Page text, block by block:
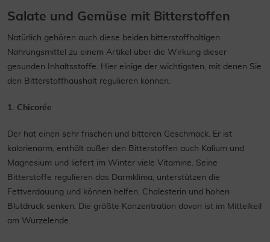
Salate und Gemüse mit Bitterstoffen
Natürlich gehören auch diese beiden bitterstoffhaltigen
Nahrungsmittel zu einem Artikel über die Wirkung dieser
gesunden Inhaltsstoffe. Hier einige der wichtigsten, mit denen Sie
den Bitterstoffhaushalt regulieren können.
1. Chicorée
Der hat einen sehr frischen und bitteren Geschmack. Er ist
kalorienarm, enthält außer den Bitterstoffen auch Kalium und
Magnesium und liefert im Winter viele Vitamine. Seine
Bitterstoffe regulieren das Darmklima, unterstützen die
Fettverdauung und können helfen, Cholesterin und hohen
Blutdruck senken. Die größte Konzentration davon ist im Mittelkeil
am Wurzelende.